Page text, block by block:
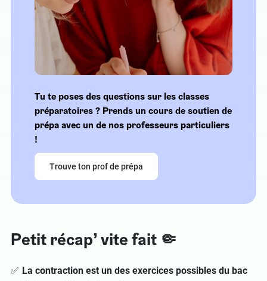
Tu te poses des questions sur les classes
préparatoires ? Prends un cours de soutien de
prépa avec un de nos professeurs particuliers
!
Trouve ton prof de prépa
Petit récap’ vite fait 🤏
La contraction est un des exercices possibles du bac